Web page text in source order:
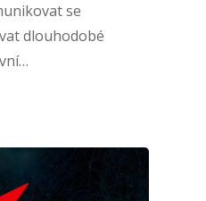
se
dlouhodobé